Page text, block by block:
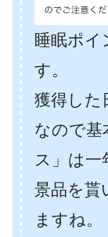
睡眠ポイ
す。
獲得した
なので基
ス」は
景品を貰
ますね。